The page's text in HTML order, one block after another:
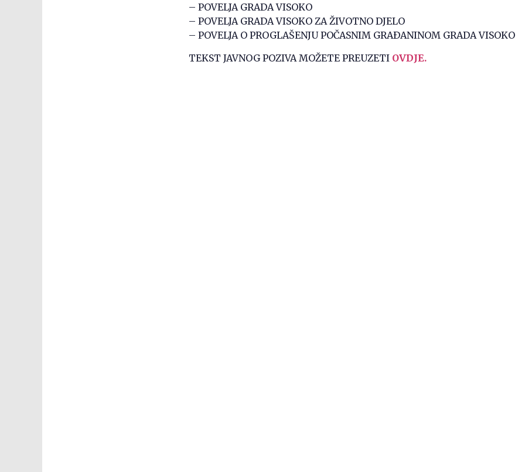
– POVELJA GRADA VISOKО
– POVELJA GRADA VISOKO ZA ŽIVOTNO DJELO
– POVELJA O PROGLAŠENJU POČASNIM GRAÐANINOM GRADA VISOKO
TEKST JAVNOG POZIVA MOŽETE PREUZETI OVDJE.